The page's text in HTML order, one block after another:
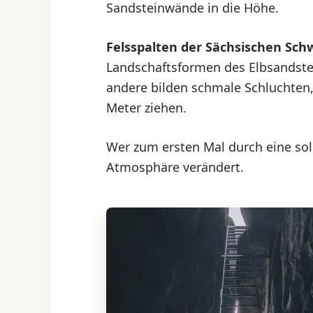
Sandsteinwände in die Höhe.
Felsspalten der Sächsischen
Landschaftsformen des
andere bilden schmale
Meter ziehen.
Wer zum ersten Mal durch eine
Atmosphäre verändert.